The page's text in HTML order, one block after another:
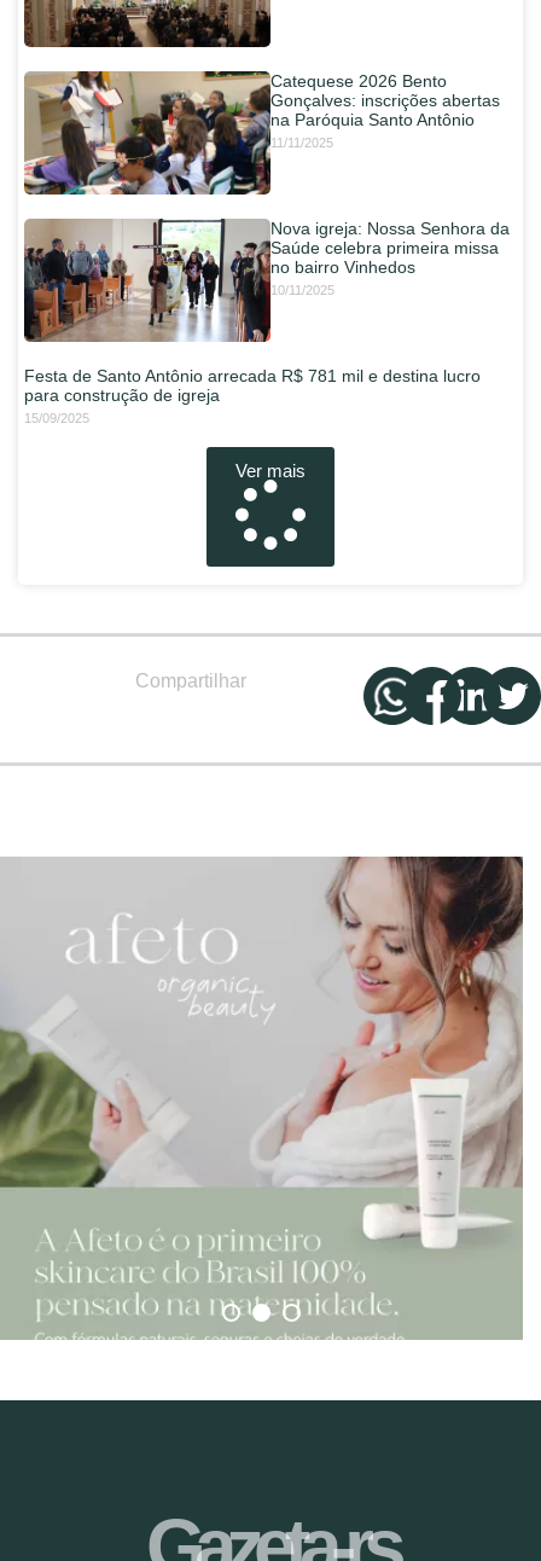
Catequese 2026 Bento
Gonçalves: inscrições abertas
na Paróquia Santo Antônio
11/11/2025
Nova igreja: Nossa Senhora da
Saúde celebra primeira missa
no bairro Vinhedos
10/11/2025
Festa de Santo Antônio arrecada R$ 781 mil e destina lucro
para construção de igreja
15/09/2025
Ver mais
Compartilhar